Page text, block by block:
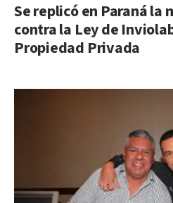
Se replicó en Paraná la
contra la Ley de
Propiedad Privada